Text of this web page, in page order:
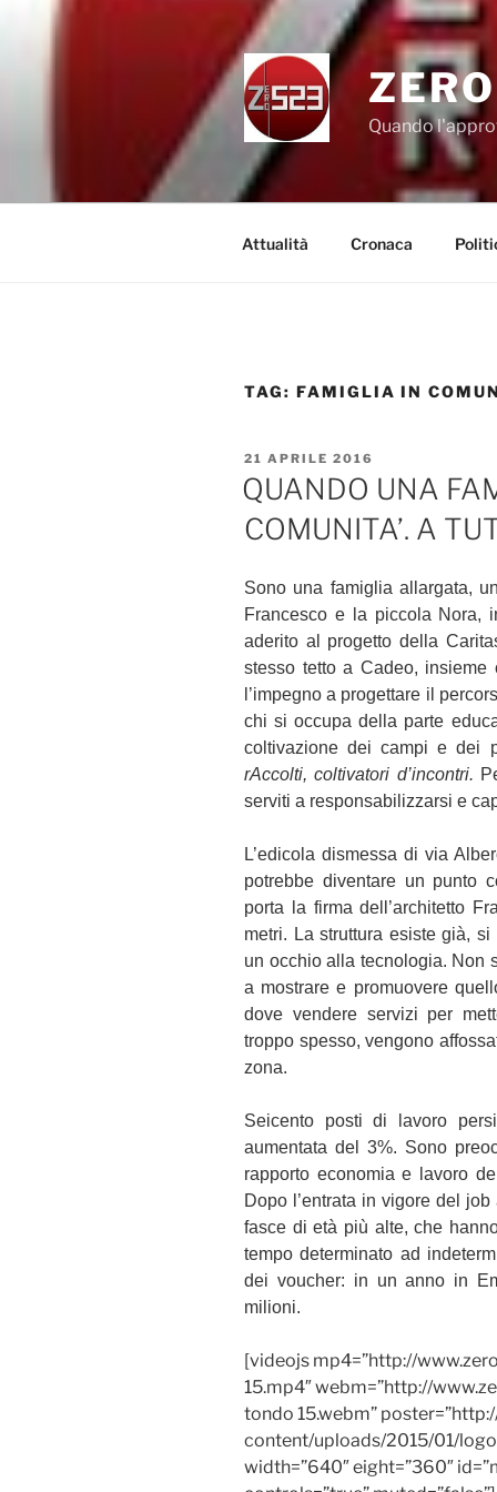
Quando
Attualità Cronaca
TAG: FAMIGLIA IN
PUBBLICATO
IL
21 APRILE 2016
QUANDO UNA
COMUNITA’. A
Sono una famiglia allargata,
Francesco e la piccola Nora,
aderito al progetto della
stesso tetto a Cadeo,
l’impegno a progettare il
chi si occupa della parte
coltivazione dei campi e dei
rAccolti, coltivatori d’incontri.
serviti a responsabilizzarsi e
L’edicola dismessa di via
potrebbe diventare un punto
porta la firma dell’architetto
metri. La struttura esiste già,
un occhio alla tecnologia. Non
a mostrare e promuovere
dove vendere servizi per
troppo spesso, vengono
zona.
Seicento posti di lavoro
aumentata del 3%. Sono
rapporto economia e lavoro
Dopo l’entrata in vigore del
fasce di età più alte, che
tempo determinato ad
dei voucher: in un anno in
milioni.
[videojs mp4=”http://
15.mp4″ webm=”http://
tondo 15.webm”
content/uploads/2015/01/
width=”640″ eight=”360″